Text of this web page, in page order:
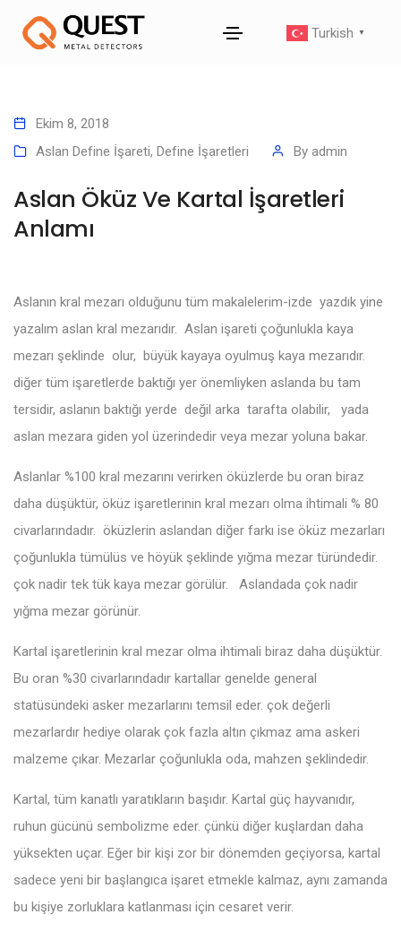
Turkish ▼
Ekim 8, 2018
Aslan Define İşareti, Define İşaretleri By admin
Aslan Öküz Ve Kartal İşaretleri
Anlamı
Aslanın kral mezarı olduğunu tüm makalelerim-izde yazdık yine
yazalım aslan kral mezarıdır. Aslan işareti çoğunlukla kaya
mezarı şeklinde olur, büyük kayaya oyulmuş kaya mezarıdır.
diğer tüm işaretlerde baktığı yer önemliyken aslanda bu tam
tersidir, aslanın baktığı yerde değil arka tarafta olabilir, yada
aslan mezara giden yol üzerindedir veya mezar yoluna bakar.
Aslanlar %100 kral mezarını verirken öküzlerde bu oran biraz
daha düşüktür, öküz işaretlerinin kral mezarı olma ihtimali % 80
civarlarındadır. öküzlerin aslandan diğer farkı ise öküz mezarları
çoğunlukla tümülüs ve höyük şeklinde yığma mezar türündedir.
çok nadir tek tük kaya mezar görülür. Aslandada çok nadir
yığma mezar görünür.
Kartal işaretlerinin kral mezar olma ihtimali biraz daha düşüktür.
Bu oran %30 civarlarındadır kartallar genelde general
statüsündeki asker mezarlarını temsil eder. çok değerli
mezarlardır hediye olarak çok fazla altın çıkmaz ama askeri
malzeme çıkar. Mezarlar çoğunlukla oda, mahzen şeklindedir.
Kartal, tüm kanatlı yaratıkların başıdır. Kartal güç hayvanıdır,
ruhun gücünü sembolizme eder. çünkü diğer kuşlardan daha
yüksekten uçar. Eğer bir kişi zor bir dönemden geçiyorsa, kartal
sadece yeni bir başlangıca işaret etmekle kalmaz, aynı zamanda
bu kişiye zorluklara katlanması için cesaret verir.